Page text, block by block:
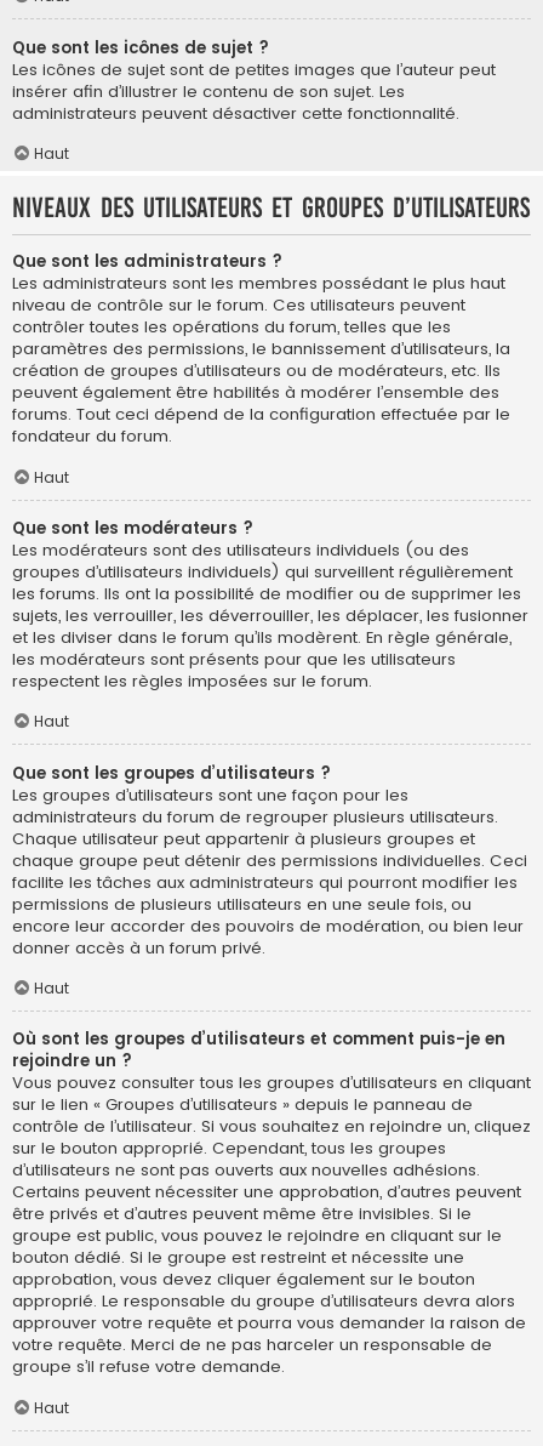
Que sont les icônes de sujet ?
Les icônes de sujet sont de petites images que l’auteur peut
insérer afin d’illustrer le contenu de son sujet. Les
administrateurs peuvent désactiver cette fonctionnalité.
Haut
Niveaux des utilisateurs et groupes d’utilisateurs
Que sont les administrateurs ?
Les administrateurs sont les membres possédant le plus haut
niveau de contrôle sur le forum. Ces utilisateurs peuvent
contrôler toutes les opérations du forum, telles que les
paramètres des permissions, le bannissement d’utilisateurs, la
création de groupes d’utilisateurs ou de modérateurs, etc. Ils
peuvent également être habilités à modérer l’ensemble des
forums. Tout ceci dépend de la configuration effectuée par le
fondateur du forum.
Haut
Que sont les modérateurs ?
Les modérateurs sont des utilisateurs individuels (ou des
groupes d’utilisateurs individuels) qui surveillent régulièrement
les forums. Ils ont la possibilité de modifier ou de supprimer les
sujets, les verrouiller, les déverrouiller, les déplacer, les fusionner
et les diviser dans le forum qu’ils modèrent. En règle générale,
les modérateurs sont présents pour que les utilisateurs
respectent les règles imposées sur le forum.
Haut
Que sont les groupes d’utilisateurs ?
Les groupes d’utilisateurs sont une façon pour les
administrateurs du forum de regrouper plusieurs utilisateurs.
Chaque utilisateur peut appartenir à plusieurs groupes et
chaque groupe peut détenir des permissions individuelles. Ceci
facilite les tâches aux administrateurs qui pourront modifier les
permissions de plusieurs utilisateurs en une seule fois, ou
encore leur accorder des pouvoirs de modération, ou bien leur
donner accès à un forum privé.
Haut
Où sont les groupes d’utilisateurs et comment puis-je en
rejoindre un ?
Vous pouvez consulter tous les groupes d’utilisateurs en cliquant
sur le lien « Groupes d’utilisateurs » depuis le panneau de
contrôle de l’utilisateur. Si vous souhaitez en rejoindre un, cliquez
sur le bouton approprié. Cependant, tous les groupes
d’utilisateurs ne sont pas ouverts aux nouvelles adhésions.
Certains peuvent nécessiter une approbation, d’autres peuvent
être privés et d’autres peuvent même être invisibles. Si le
groupe est public, vous pouvez le rejoindre en cliquant sur le
bouton dédié. Si le groupe est restreint et nécessite une
approbation, vous devez cliquer également sur le bouton
approprié. Le responsable du groupe d’utilisateurs devra alors
approuver votre requête et pourra vous demander la raison de
votre requête. Merci de ne pas harceler un responsable de
groupe s’il refuse votre demande.
Haut